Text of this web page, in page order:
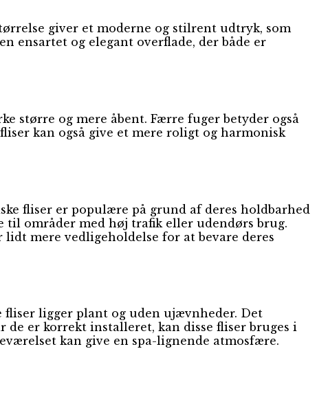
giver et moderne og stilrent udtryk, som
ensartet og elegant overflade, der både er
større og mere åbent. Færre fuger betyder også
kan også give et mere roligt og harmonisk
fliser er populære på grund af deres holdbarhed
til områder med høj trafik eller udendørs brug.
mere vedligeholdelse for at bevare deres
ligger plant og uden ujævnheder. Det
er korrekt installeret, kan disse fliser bruges i
kan give en spa-lignende atmosfære.